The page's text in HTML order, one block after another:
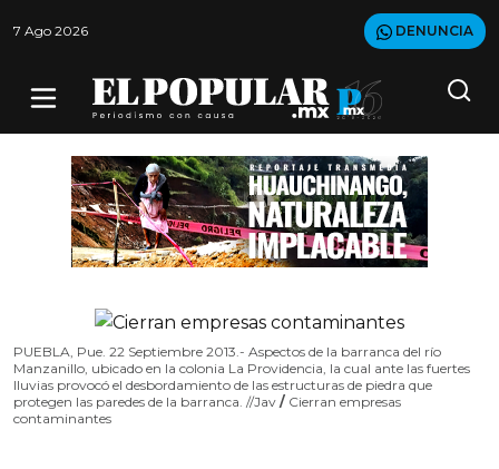
7 Ago 2026 DENUNCIA
PUEBLA, Pue. 22 Septiembre 2013.- Aspectos de la barranca del río
Manzanillo, ubicado en la colonia La Providencia, la cual ante las fuertes
lluvias provocó el desbordamiento de las estructuras de piedra que
protegen las paredes de la barranca. //Jav / Cierran empresas
contaminantes